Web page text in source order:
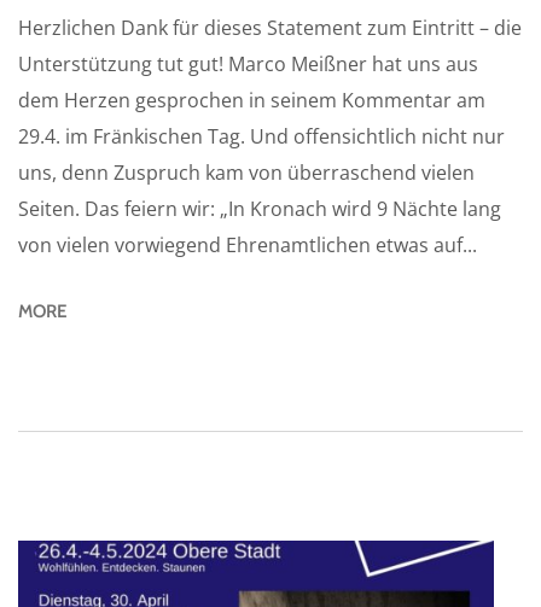
Herzlichen Dank für dieses Statement zum Eintritt – die
Unterstützung tut gut! Marco Meißner hat uns aus
dem Herzen gesprochen in seinem Kommentar am
29.4. im Fränkischen Tag. Und offensichtlich nicht nur
uns, denn Zuspruch kam von überraschend vielen
Seiten. Das feiern wir: „In Kronach wird 9 Nächte lang
von vielen vorwiegend Ehrenamtlichen etwas auf...
MORE